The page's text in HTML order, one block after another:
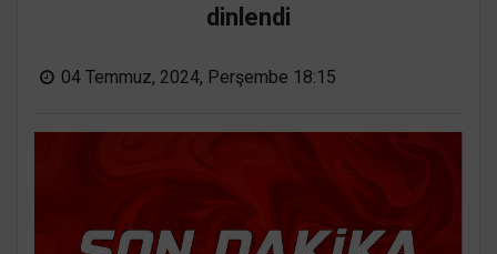
dinlendi
04 Temmuz, 2024, Perşembe 18:15